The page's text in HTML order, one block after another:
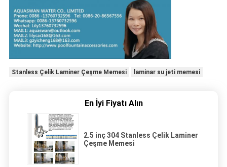
Stanless Çelik Laminer Çeşme Memesi laminar su jeti memesi
En İyi Fiyatı Alın
2.5 inç 304 Stanless Çelik Laminer
Çeşme Memesi